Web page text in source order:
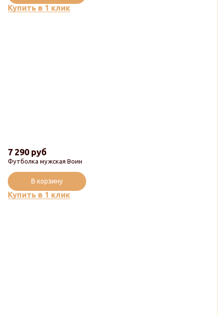
Купить в 1 клик
Футболка мужская Воин
7 290 руб
Купить в 1 клик
В корзину